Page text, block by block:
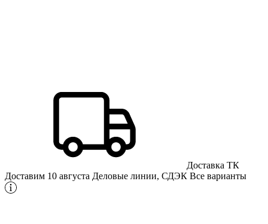
Доставка ТК
Доставим 10 августа Деловые линии, СДЭК Все варианты